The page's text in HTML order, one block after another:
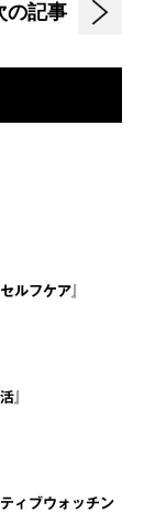
の記事
ルフケア』
』
ィブウォッチン